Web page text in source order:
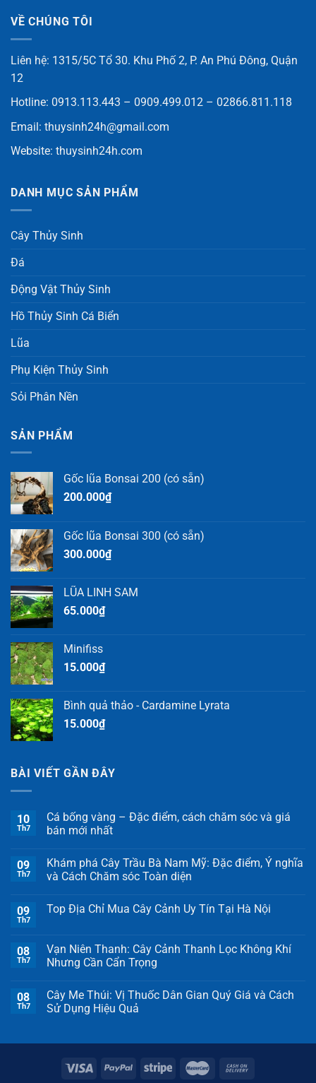
VỀ CHÚNG TÔI
Liên hệ: 1315/5C Tổ 30. Khu Phố 2, P. An Phú Đông, Quận
12
Hotline: 0913.113.443 – 0909.499.012 – 02866.811.118
Email: thuysinh24h@gmail.com
Website: thuysinh24h.com
DANH MỤC SẢN PHẨM
Cây Thủy Sinh
Đá
Động Vật Thủy Sinh
Hồ Thủy Sinh Cá Biển
Lũa
Phụ Kiện Thủy Sinh
Sỏi Phân Nền
SẢN PHẨM
Gốc lũa Bonsai 200 (có sẵn)
200.000₫
Gốc lũa Bonsai 300 (có sẵn)
300.000₫
LŨA LINH SAM
65.000₫
Minifiss
15.000₫
Bình quả thảo - Cardamine Lyrata
15.000₫
BÀI VIẾT GẦN ĐÂY
10
Th7
Cá bống vàng – Đặc điểm, cách chăm sóc và giá
bán mới nhất
09
Th7
Khám phá Cây Trầu Bà Nam Mỹ: Đặc điểm, Ý nghĩa
và Cách Chăm sóc Toàn diện
09
Th7
Top Địa Chỉ Mua Cây Cảnh Uy Tín Tại Hà Nội
08
Th7
Vạn Niên Thanh: Cây Cảnh Thanh Lọc Không Khí
Nhưng Cần Cẩn Trọng
08
Th7
Cây Me Thúi: Vị Thuốc Dân Gian Quý Giá và Cách
Sử Dụng Hiệu Quả